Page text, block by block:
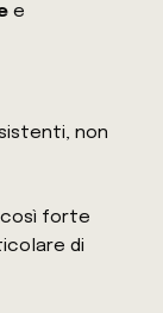
e
non
forte
di